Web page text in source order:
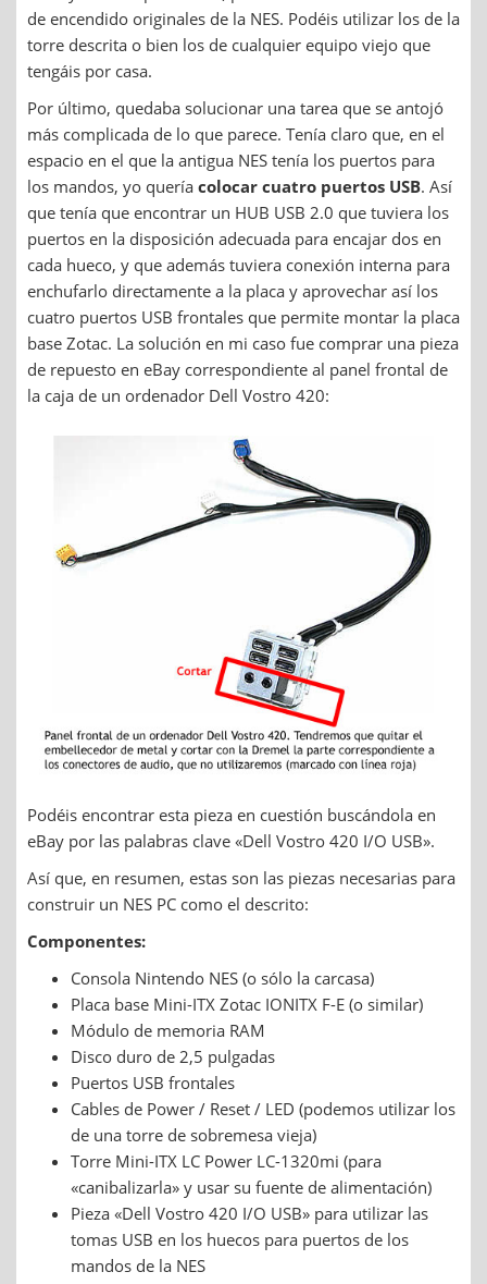
de encendido originales de la NES. Podéis utilizar los de la
torre descrita o bien los de cualquier equipo viejo que
tengáis por casa.
Por último, quedaba solucionar una tarea que se antojó
más complicada de lo que parece. Tenía claro que, en el
espacio en el que la antigua NES tenía los puertos para
los mandos, yo quería colocar cuatro puertos USB. Así
que tenía que encontrar un HUB USB 2.0 que tuviera los
puertos en la disposición adecuada para encajar dos en
cada hueco, y que además tuviera conexión interna para
enchufarlo directamente a la placa y aprovechar así los
cuatro puertos USB frontales que permite montar la placa
base Zotac. La solución en mi caso fue comprar una pieza
de repuesto en eBay correspondiente al panel frontal de
la caja de un ordenador Dell Vostro 420:
Podéis encontrar esta pieza en cuestión buscándola en
eBay por las palabras clave «Dell Vostro 420 I/O USB».
Así que, en resumen, estas son las piezas necesarias para
construir un NES PC como el descrito:
Componentes:
Consola Nintendo NES (o sólo la carcasa)
Placa base Mini-ITX Zotac IONITX F-E (o similar)
Módulo de memoria RAM
Disco duro de 2,5 pulgadas
Puertos USB frontales
Cables de Power / Reset / LED (podemos utilizar los
de una torre de sobremesa vieja)
Torre Mini-ITX LC Power LC-1320mi (para
«canibalizarla» y usar su fuente de alimentación)
Pieza «Dell Vostro 420 I/O USB» para utilizar las
tomas USB en los huecos para puertos de los
mandos de la NES